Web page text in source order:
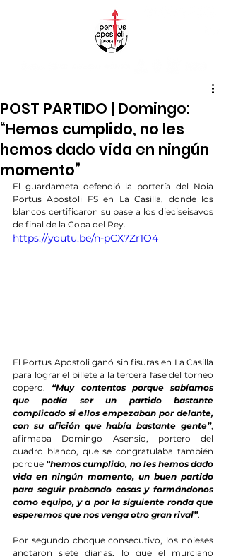
POST PARTIDO | Domingo:
“Hemos cumplido, no les
hemos dado vida en ningún
momento”
El guardameta defendió la portería del Noia
Portus Apostoli FS en La Casilla, donde los
blancos certificaron su pase a los dieciseisavos
de final de la Copa del Rey.
https://youtu.be/n-pCX7Zr1O4
El Portus Apostoli ganó sin fisuras en La Casilla
para lograr el billete a la tercera fase del torneo
copero. “Muy contentos porque sabíamos
que podía ser un partido bastante
complicado si ellos empezaban por delante,
con su afición que había bastante gente”,
afirmaba Domingo Asensio, portero del
cuadro blanco, que se congratulaba también
porque “hemos cumplido, no les hemos dado
vida en ningún momento, un buen partido
para seguir probando cosas y formándonos
como equipo, y a por la siguiente ronda que
esperemos que nos venga otro gran rival”.
Por segundo choque consecutivo, los noieses
anotaron siete dianas, lo que el murciano